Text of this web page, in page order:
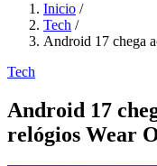
Inicio /
Tech /
Android 17 chega
Tech
Android 17
relógios Wear